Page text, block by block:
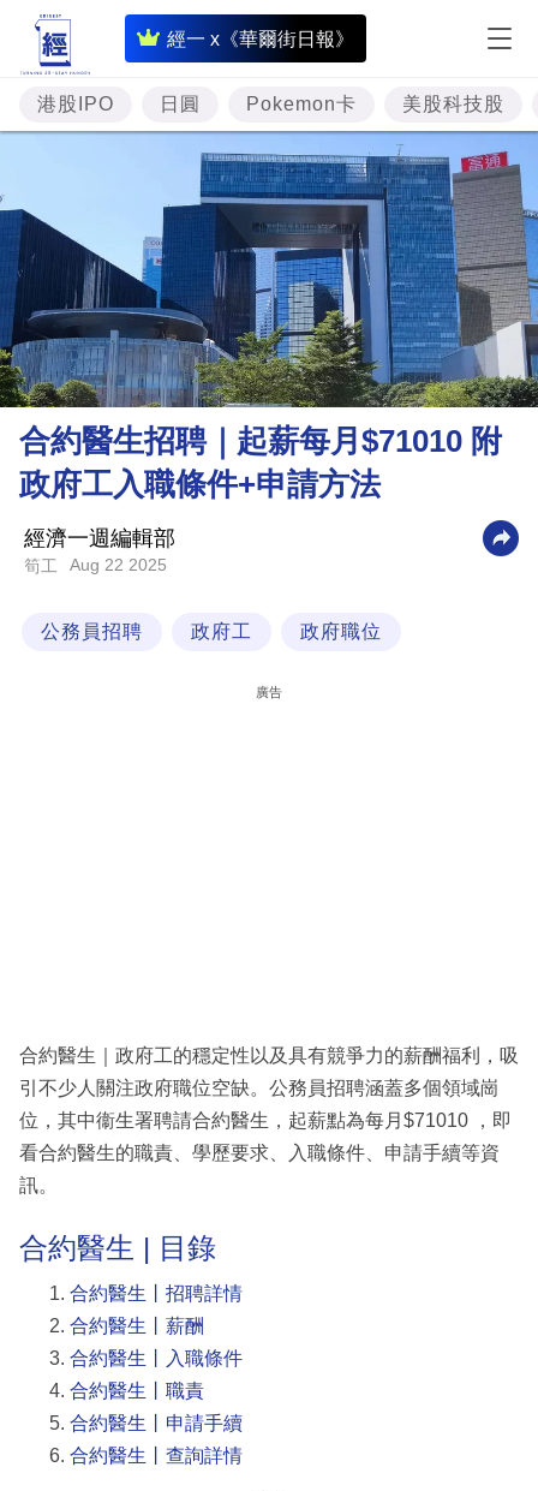
經一 x《華爾街日報》
即
時
財
經
題
投
資
樓
市
理
財
商
業
科
區
港股IPO 日圓 Pokemon卡 美股科技股
合約醫生招聘｜起薪每月$71010 附
政府工入職條件+申請方法
經濟一週編輯部
筍工 Aug 22 2025
公務員招聘 政府工 政府職位
廣告
合約醫生｜政府工的穩定性以及具有競爭力的薪酬福利，吸
引不少人關注政府職位空缺。公務員招聘涵蓋多個領域崗
位，其中衞生署聘請合約醫生，起薪點為每月$71010 ，即
看合約醫生的職責、學歷要求、入職條件、申請手續等資
訊。
合約醫生 | 目錄
合約醫生丨招聘詳情
合約醫生丨薪酬
合約醫生丨入職條件
合約醫生丨職責
合約醫生丨申請手續
合約醫生丨查詢詳情